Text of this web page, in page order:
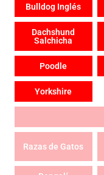
Bulldog Inglés
Dachshund
Salchicha
Poodle
Yorkshire
Razas de Gatos